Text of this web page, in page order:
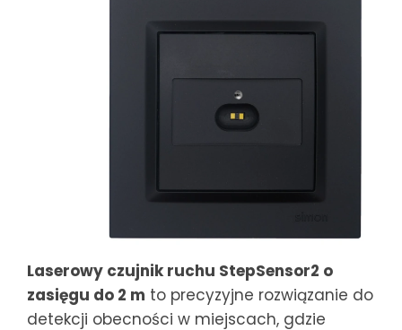
Laserowy czujnik ruchu StepSensor2 o
zasięgu do 2 m to precyzyjne rozwiązanie do
detekcji obecności w miejscach, gdzie